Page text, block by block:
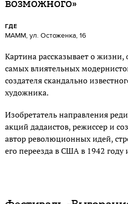
ГДЕ
МАММ, ул. Остоженка, 16
Картина рассказывает о
самых влиятельных
создателя скандально
художника.
Изобретатель направления
акций дадаистов, режиссер и
автор революционных идей,
его переезда в США в 1942